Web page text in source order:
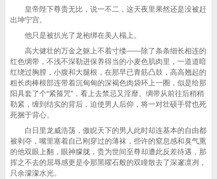
皇帝陛下尊贵无比，说一不二，这天夜里果然还是没被赶
出坤宁宫。
他只是被扒光了龙袍绑在美人榻上。
高大健壮的万金之躯上不着寸缕——除了条条细长相连的
红色绸带，不浅不深勒进保养得当的小麦色肌肉里，一道道暗
红绕过胸膛，小腹和大腿根，在那早已青筋凸鼓，高高翘起的
粗长肉棒根部连带着沉甸甸的深褐色肉袋环上一圈，似是给那
阳具套了个“紧箍咒”，看上去禁忌又淫靡。绸带从前往后稍稍
勒紧，缠到结实的背后，迫使男人后仰，将一对壮硕手臂也死
死捆于背心。
白日里龙威浩荡，傲睨天下的男人此时却连基本的自由都
被剥夺，嘴里塞着自己刚穿过的薄袜，些许的窒息感和臭气熏
的他双眼上翻，眼神朦胧，贵为世间至尊却遭此反差待遇，那
挥之不去的屈辱感更是令那黑曜石般的双瞳散去了深邃凛冽，
只余濛濛水光。